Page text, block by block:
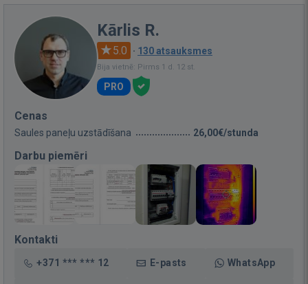
Kārlis R.
5.0 · 130 atsauksmes
Bija vietnē: Pirms 1 d. 12 st.
PRO
Cenas
Saules paneļu uzstādīšana 26,00€/stunda
Darbu piemēri
Kontakti
+371 *** *** 12 E-pasts WhatsApp